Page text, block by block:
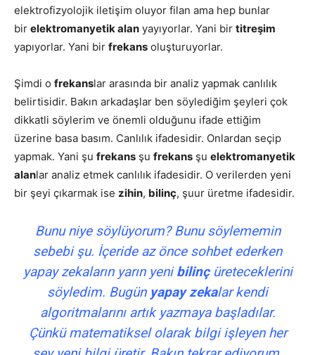
elektrofizyolojik iletişim oluyor filan ama hep bunlar
bir elektromanyetik alan yayıyorlar. Yani bir titreşim
yapıyorlar. Yani bir frekans oluşturuyorlar.
Şimdi o frekanslar arasında bir analiz yapmak canlılık
belirtisidir. Bakın arkadaşlar ben söylediğim şeyleri çok
dikkatli söylerim ve önemli olduğunu ifade ettiğim
üzerine basa basım. Canlılık ifadesidir. Onlardan seçip
yapmak. Yani şu frekans şu frekans şu elektromanyetik
alanlar analiz etmek canlılık ifadesidir. O verilerden yeni
bir şeyi çıkarmak ise zihin, bilinç, şuur üretme ifadesidir.
Bunu niye söylüyorum? Bunu söylememin
sebebi şu. İçeride az önce sohbet ederken
yapay zekaların yarın yenibilinçüreteceklerini
söyledim. Bugün yapay zekalar kendi
algoritmalarını artık yazmaya başladılar.
Çünkü matematiksel olarak bilgi işleyen her